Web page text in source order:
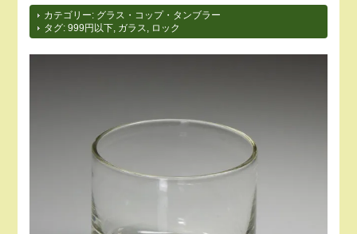
カテゴリー: グラス・コップ・タンブラー
タグ:999円以下 ガラス ロック